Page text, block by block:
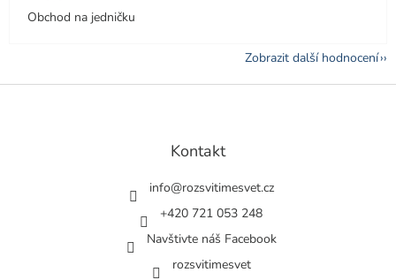
Obchod na jedničku
Zobrazit další hodnocení
Z
Kontakt
info@rozsvitimesvet.cz
+420 721 053 248
Navštivte náš Facebook
rozsvitimesvet